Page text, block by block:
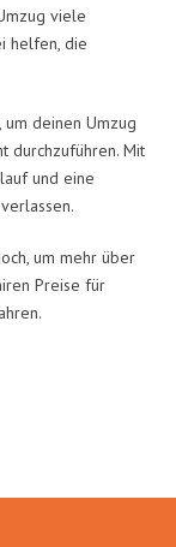
viele
helfen, die
deinen Umzug
durchzuführen. Mit
und eine
um mehr über
Preise für